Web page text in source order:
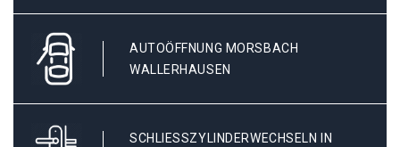
AUTOÖFFNUNG MORSBACH
WALLERHAUSEN
SCHLIESSZYLINDERWECHSELN IN M